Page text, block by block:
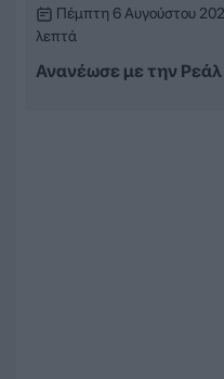
Πέμπτη 6 Αυγούστου
λεπτά
Ανανέωσε με την Ρεάλ